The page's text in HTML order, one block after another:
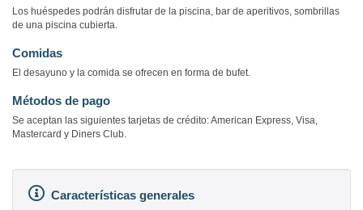
Los huéspedes podrán disfrutar de la piscina, bar de aperitivos, sombrillas
de una piscina cubierta.
Comidas
El desayuno y la comida se ofrecen en forma de bufet.
Métodos de pago
Se aceptan las siguientes tarjetas de crédito: American Express, Visa,
Mastercard y Diners Club.
Características generales